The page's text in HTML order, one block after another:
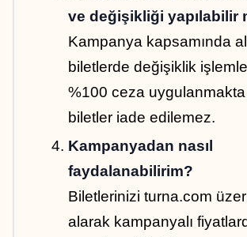
ve değişikliği yapılabilir
Kampanya kapsamında
biletlerde değişiklik
%100 ceza
biletler iade edilemez.
Kampanyadan nasıl
faydalanabilirim?
Biletlerinizi turna.com
alarak kampanyalı